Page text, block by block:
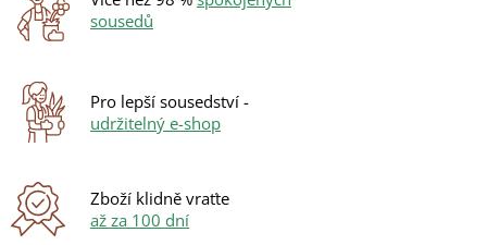
sousedů
Pro lepší sousedství -
udržitelný e-shop
Zboží klidně vraťte
až za 100 dní